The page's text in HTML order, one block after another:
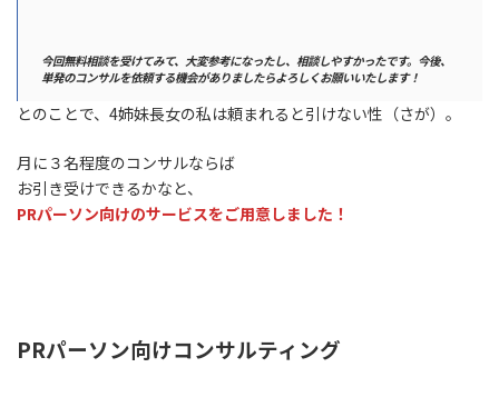
今回無料相談を受けてみて、大変参考になったし、相談しやすかったです。今後、
単発のコンサルを依頼する機会がありましたらよろしくお願いいたします！
とのことで、4姉妹長女の私は頼まれると引けない性（さが）。
月に３名程度のコンサルならば
お引き受けできるかなと、
PRパーソン向けのサービスをご用意しました！
PRパーソン向けコンサルティング